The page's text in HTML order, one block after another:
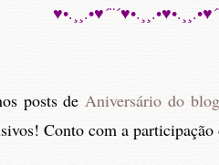
posts de Aniversário do blog
Conto com a participação